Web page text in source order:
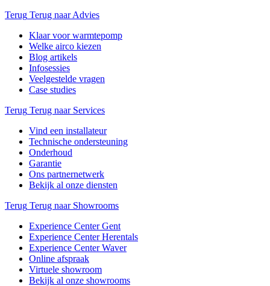
Terug Terug naar Advies
Klaar voor warmtepomp
Welke airco kiezen
Blog artikels
Infosessies
Veelgestelde vragen
Case studies
Terug Terug naar Services
Vind een installateur
Technische ondersteuning
Onderhoud
Garantie
Ons partnernetwerk
Bekijk al onze diensten
Terug Terug naar Showrooms
Experience Center Gent
Experience Center Herentals
Experience Center Waver
Online afspraak
Virtuele showroom
Bekijk al onze showrooms